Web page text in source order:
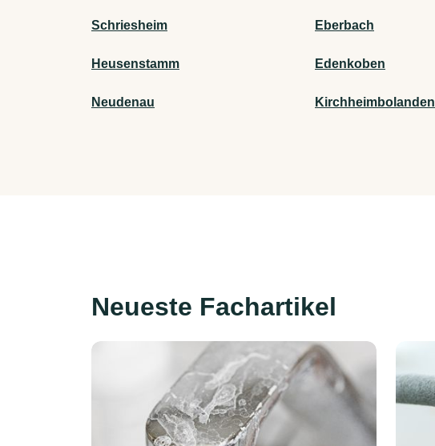
Schriesheim Eberbach
Heusenstamm Edenkoben
Neudenau Kirchheimbolanden
Neueste Fachartikel